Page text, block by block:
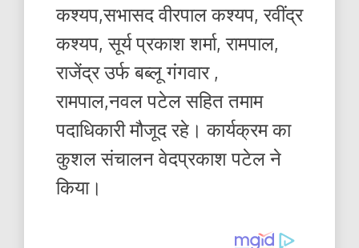
कश्यप,सभासद वीरपाल कश्यप, रवींद्र
कश्यप, सूर्य प्रकाश शर्मा, रामपाल,
राजेंद्र उर्फ बब्लू गंगवार ,
रामपाल,नवल पटेल सहित तमाम
पदाधिकारी मौजूद रहे। कार्यक्रम का
कुशल संचालन वेदप्रकाश पटेल ने
किया।